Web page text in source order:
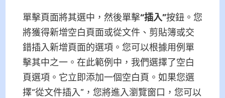
單擊頁面將其選中，然後單擊“插入”按鈕。您
將獲得新增空白頁面或從文件、剪貼簿或交
錯插入新增頁面的選項。您可以根據用例單
擊其中之一。在此範例中，我們選擇了空白
頁選項。它立即添加一個空白頁。如果您選
擇“從文件插入”，您將進入瀏覽窗口，您可以